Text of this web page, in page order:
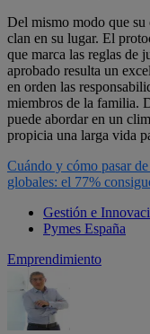
Del mismo modo que su
clan en su lugar. El
que marca las reglas de
aprobado resulta un
en orden las
miembros de la familia.
puede abordar en un
propicia una larga vida
Cuándo y cómo pasar
globales: el 77%
Gestión e
Pymes España
Emprendimiento